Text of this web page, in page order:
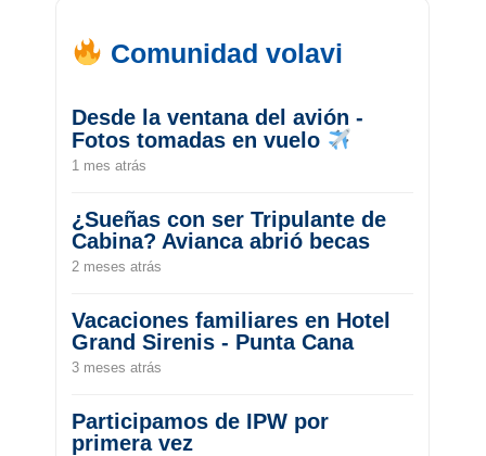
Comunidad volavi
Desde la ventana del avión -
Fotos tomadas en vuelo
1 mes atrás
¿Sueñas con ser Tripulante de
Cabina? Avianca abrió becas
2 meses atrás
Vacaciones familiares en Hotel
Grand Sirenis - Punta Cana
3 meses atrás
Participamos de IPW por
primera vez